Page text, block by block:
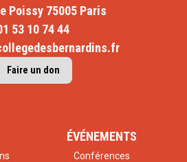
Poissy 75005 Paris
53 10 74 44
Faire un don
ÉVÉNEMENTS
Conférences